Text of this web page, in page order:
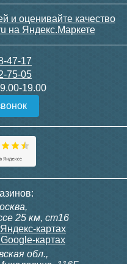
47-17
75-05
9.00-19.00
25 км, ст16
картах
картах
обл.,